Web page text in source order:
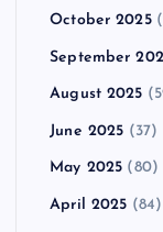
October 2025
September
August 2025
June 2025 (37)
May 2025 (80)
April 2025 (84)